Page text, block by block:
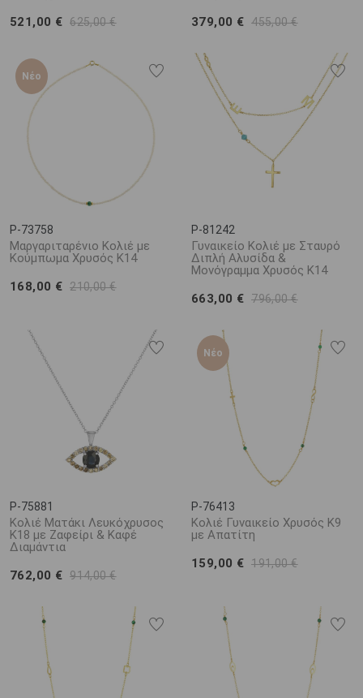
521,00 € 625,00 €
379,00 € 455,00 €
Νέο
P-73758
Μαργαριταρένιο Κολιέ με
Κούμπωμα Χρυσός Κ14
168,00 € 210,00 €
P-81242
Γυναικείο Κολιέ με Σταυρό
Διπλή Αλυσίδα &
Μονόγραμμα Χρυσός Κ14
663,00 € 796,00 €
P-75881
Κολιέ Ματάκι Λευκόχρυσος
Κ18 με Ζαφείρι & Καφέ
Διαμάντια
762,00 € 914,00 €
Νέο
P-76413
Κολιέ Γυναικείο Χρυσός Κ9
με Απατίτη
159,00 € 191,00 €